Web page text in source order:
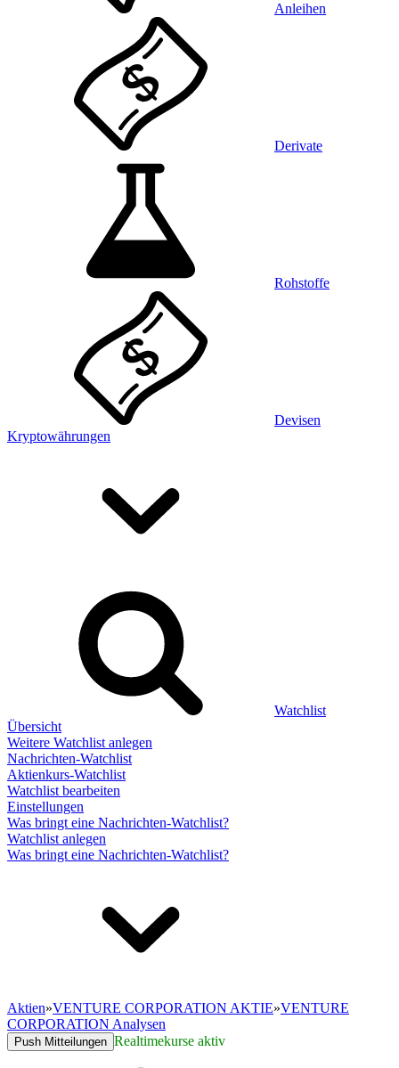
Anleihen
Derivate
Rohstoffe
Devisen
Kryptowährungen
Watchlist
Übersicht
Weitere Watchlist anlegen
Nachrichten-Watchlist
Aktienkurs-Watchlist
Watchlist bearbeiten
Einstellungen
Was bringt eine Nachrichten-Watchlist?
Watchlist anlegen
Was bringt eine Nachrichten-Watchlist?
Aktien»VENTURE CORPORATION AKTIE»VENTURE
CORPORATION Analysen
Push Mitteilungen Realtimekurse aktiv